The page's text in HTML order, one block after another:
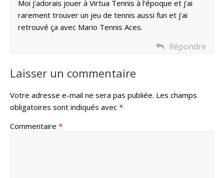
Moi j’adorais jouer à Virtua Tennis à l’époque et j’ai
rarement trouver un jeu de tennis aussi fun et j’ai
retrouvé ça avec Mario Tennis Aces.
Répondre
Laisser un commentaire
Votre adresse e-mail ne sera pas publiée. Les champs
obligatoires sont indiqués avec *
Commentaire *